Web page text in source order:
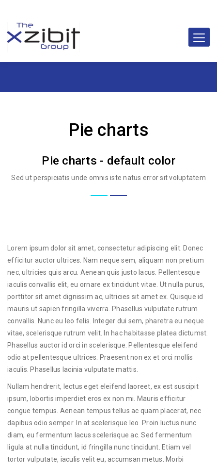
Pie charts
Pie charts - default color
Sed ut perspiciatis unde omnis iste natus error sit voluptatem
Lorem ipsum dolor sit amet, consectetur adipiscing elit. Donec
efficitur auctor ultrices. Nam neque sem, aliquam non pretium
nec, ultricies quis arcu. Aenean quis justo lacus. Pellentesque
iaculis convallis elit, eu ornare ex tincidunt vitae. Ut nulla purus,
porttitor sit amet dignissim ac, ultricies sit amet ex. Quisque id
mauris ut sapien fringilla viverra. Phasellus vulputate rutrum
convallis. Nunc eu leo felis. Integer dui sem, pharetra eu neque
vitae, scelerisque rutrum velit. In hac habitasse platea dictumst.
Phasellus auctor id orci in scelerisque. Pellentesque eleifend
odio at pellentesque ultrices. Praesent non ex et orci mollis
iaculis. Phasellus lacinia vulputate mattis.
Nullam hendrerit, lectus eget eleifend laoreet, ex est suscipit
ipsum, lobortis imperdiet eros ex non mi. Mauris efficitur
congue tempus. Aenean tempus tellus ac quam placerat, nec
dapibus odio semper. In at scelerisque leo. Proin luctus nunc
diam, eu fermentum lacus scelerisque ac. Sed fermentum
ligula at nulla tincidunt, id fringilla nunc tincidunt. Etiam vel
tortor vulputate, iaculis velit eu, accumsan metus. Morbi